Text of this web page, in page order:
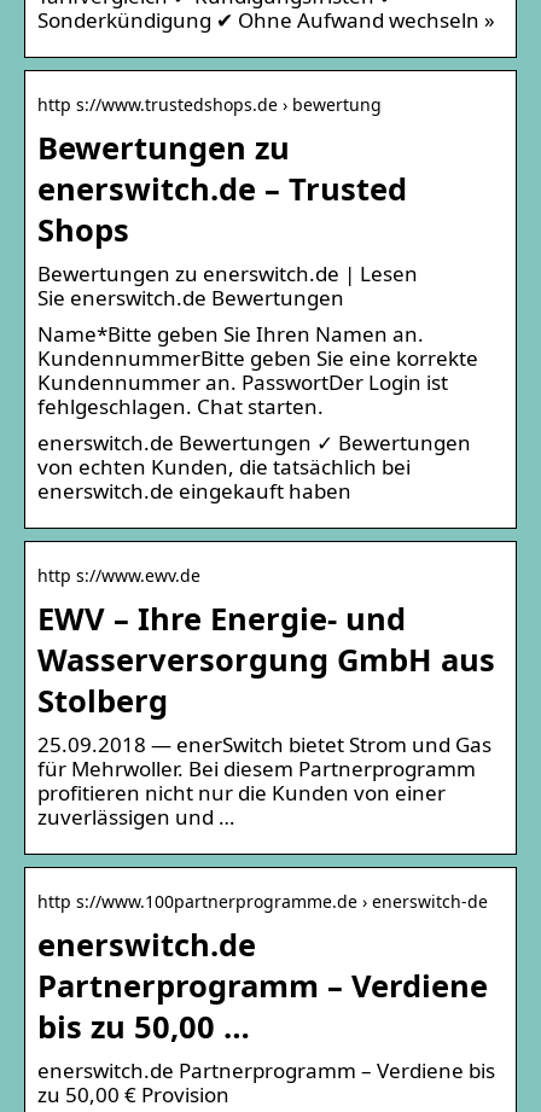
Sonderkündigung ✔ Ohne Aufwand wechseln »
http s://www.trustedshops.de › bewertung
Bewertungen zu
enerswitch.de – Trusted
Shops
Bewertungen zu enerswitch.de | Lesen
Sie enerswitch.de Bewertungen
Name*Bitte geben Sie Ihren Namen an.
KundennummerBitte geben Sie eine korrekte
Kundennummer an. PasswortDer Login ist
fehlgeschlagen. Chat starten.
enerswitch.de Bewertungen ✓ Bewertungen
von echten Kunden, die tatsächlich bei
enerswitch.de eingekauft haben
http s://www.ewv.de
EWV – Ihre Energie- und
Wasserversorgung GmbH aus
Stolberg
25.09.2018 — enerSwitch bietet Strom und Gas
für Mehrwoller. Bei diesem Partnerprogramm
profitieren nicht nur die Kunden von einer
zuverlässigen und …
http s://www.100partnerprogramme.de › enerswitch-de
enerswitch.de
Partnerprogramm – Verdiene
bis zu 50,00 …
enerswitch.de Partnerprogramm – Verdiene bis
zu 50,00 € Provision